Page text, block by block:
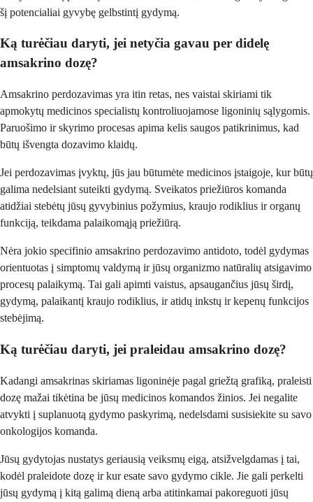
šį potencialiai gyvybę gelbstintį gydymą.
Ką turėčiau daryti, jei netyčia gavau per didelę
amsakrino dozę?
Amsakrino perdozavimas yra itin retas, nes vaistai skiriami tik
apmokytų medicinos specialistų kontroliuojamose ligoninių sąlygomis.
Paruošimo ir skyrimo procesas apima kelis saugos patikrinimus, kad
būtų išvengta dozavimo klaidų.
Jei perdozavimas įvyktų, jūs jau būtumėte medicinos įstaigoje, kur būtų
galima nedelsiant suteikti gydymą. Sveikatos priežiūros komanda
atidžiai stebėtų jūsų gyvybinius požymius, kraujo rodiklius ir organų
funkciją, teikdama palaikomąją priežiūrą.
Nėra jokio specifinio amsakrino perdozavimo antidoto, todėl gydymas
orientuotas į simptomų valdymą ir jūsų organizmo natūralių atsigavimo
procesų palaikymą. Tai gali apimti vaistus, apsaugančius jūsų širdį,
gydymą, palaikantį kraujo rodiklius, ir atidų inkstų ir kepenų funkcijos
stebėjimą.
Ką turėčiau daryti, jei praleidau amsakrino dozę?
Kadangi amsakrinas skiriamas ligoninėje pagal griežtą grafiką, praleisti
dozę mažai tikėtina be jūsų medicinos komandos žinios. Jei negalite
atvykti į suplanuotą gydymo paskyrimą, nedelsdami susisiekite su savo
onkologijos komanda.
Jūsų gydytojas nustatys geriausią veiksmų eigą, atsižvelgdamas į tai,
kodėl praleidote dozę ir kur esate savo gydymo cikle. Jie gali perkelti
jūsų gydymą į kitą galimą dieną arba atitinkamai pakoreguoti jūsų